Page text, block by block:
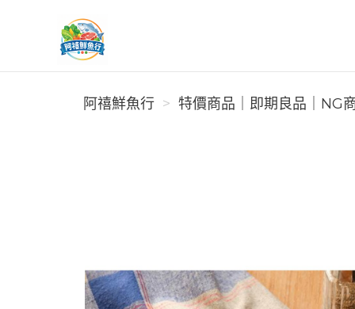
阿禧鮮魚行
阿禧鮮魚行
特價商品｜即期良品｜NG